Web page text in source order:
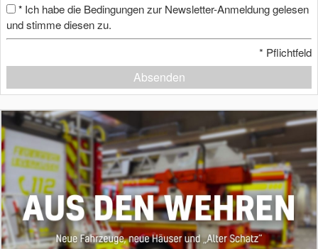
* Ich habe die Bedingungen zur Newsletter-Anmeldung gelesen
und stimme diesen zu.
* Pflichtfeld
Absenden